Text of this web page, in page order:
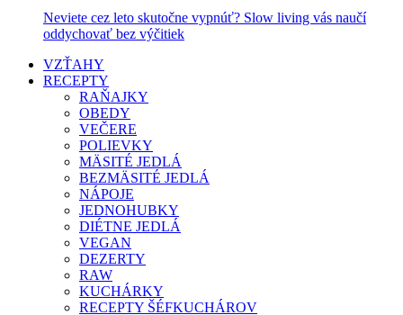
Neviete cez leto skutočne vypnúť? Slow living vás naučí
oddychovať bez výčitiek
VZŤAHY
RECEPTY
RAŇAJKY
OBEDY
VEČERE
POLIEVKY
MÄSITÉ JEDLÁ
BEZMÄSITÉ JEDLÁ
NÁPOJE
JEDNOHUBKY
DIÉTNE JEDLÁ
VEGAN
DEZERTY
RAW
KUCHÁRKY
RECEPTY ŠÉFKUCHÁROV